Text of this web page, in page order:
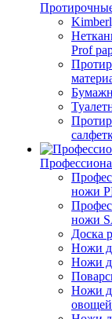
Prof
ножи
ножи
Доска
Ножи
Ножи
Ножи
овощей